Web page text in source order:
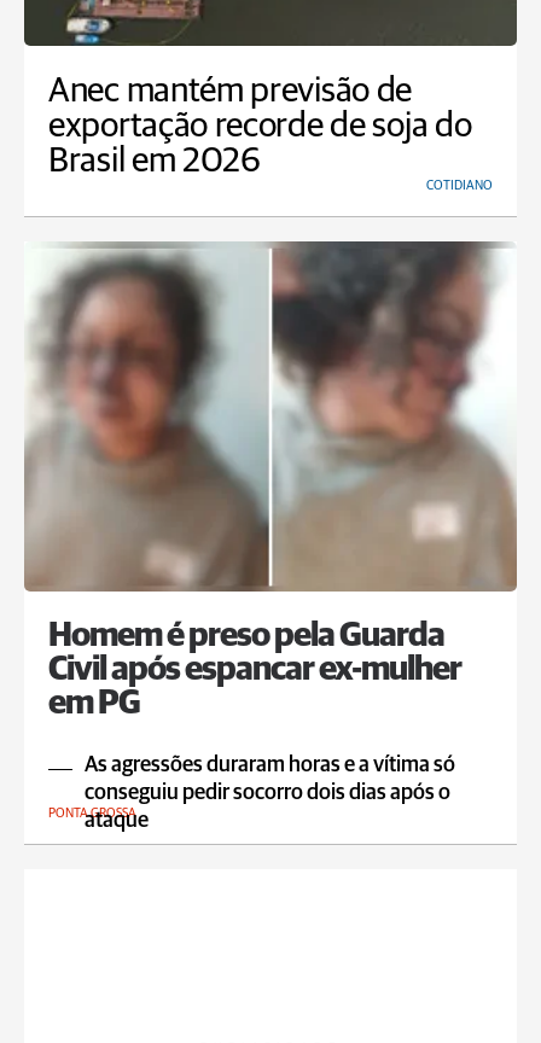
Anec mantém previsão de
exportação recorde de soja do
Brasil em 2026
COTIDIANO
Homem é preso pela Guarda
Civil após espancar ex-mulher
em PG
As agressões duraram horas e a vítima só
conseguiu pedir socorro dois dias após o
ataque
PONTA GROSSA